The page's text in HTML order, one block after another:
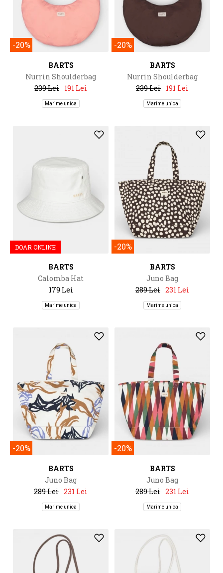
-20%
BARTS
Nurrin Shoulderbag
239 Lei 191 Lei
Marime unica
-20%
BARTS
Nurrin Shoulderbag
239 Lei 191 Lei
Marime unica
DOAR ONLINE
BARTS
Calomba Hat
179 Lei
Marime unica
-20%
BARTS
Juno Bag
289 Lei 231 Lei
Marime unica
-20%
BARTS
Juno Bag
289 Lei 231 Lei
Marime unica
-20%
BARTS
Juno Bag
289 Lei 231 Lei
Marime unica